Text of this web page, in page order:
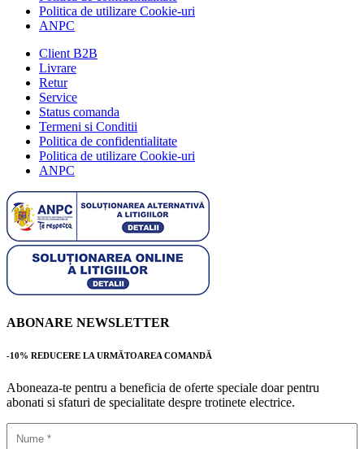
Politica de utilizare Cookie-uri
ANPC
Client B2B
Livrare
Retur
Service
Status comanda
Termeni si Conditii
Politica de confidentialitate
Politica de utilizare Cookie-uri
ANPC
ABONARE NEWSLETTER
-10% REDUCERE LA URMĂTOAREA COMANDĂ
Aboneaza-te pentru a beneficia de oferte speciale doar pentru
abonati si sfaturi de specialitate despre trotinete electrice.